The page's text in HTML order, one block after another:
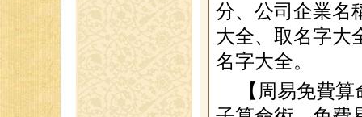
分、公司企業名
大全、取名字大
名字大全。
【周易免費